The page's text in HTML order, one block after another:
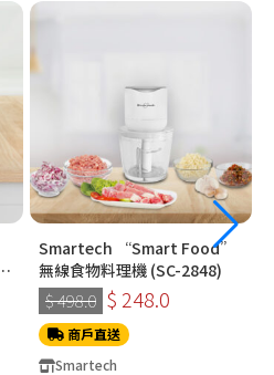
Smartech “Smart Food”
無線食物料理機 (SC-2848)
$ 498.0 $ 248.0
商戶直送
Smartech